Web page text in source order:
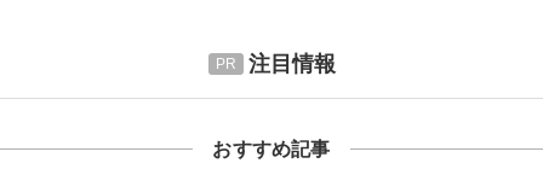
注目情報
おすすめ記事